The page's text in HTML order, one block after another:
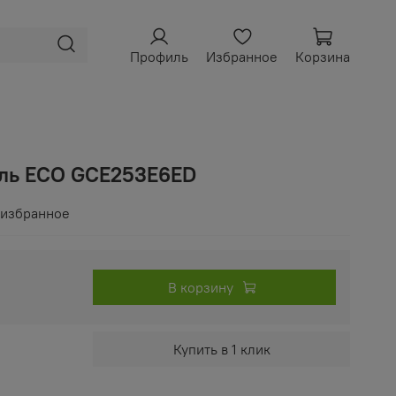
Профиль Избранное Корзина
ECO GCE253E6ED
В корзину
Купить в 1 клик